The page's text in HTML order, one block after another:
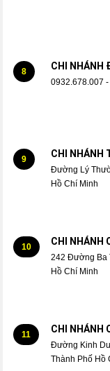
8 CHI NHÁNH
0932.678.007
9 CHI NHÁNH
Đường Lý
Hồ Chí Minh
10 CHI NHÁNH
242 Đường Ba
Hồ Chí Minh
11 CHI NHÁNH
Đường Kinh
Thành Phố Hồ